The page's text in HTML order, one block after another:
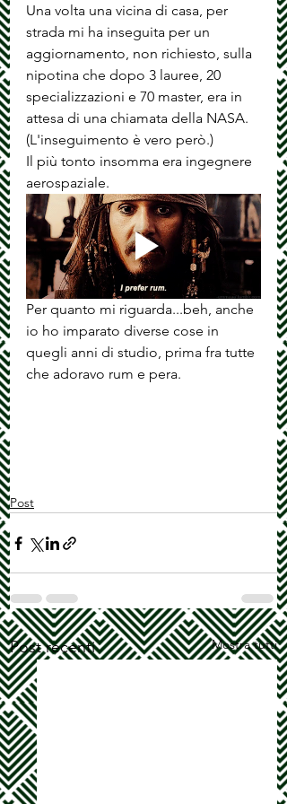
Una volta una vicina di casa, per
strada mi ha inseguita per un
aggiornamento, non richiesto, sulla
nipotina che dopo 3 lauree, 20
specializzazioni e 70 master, era in
attesa di una chiamata della NASA.
(L'inseguimento è vero però.)
Il più tonto insomma era ingegnere
aerospaziale.
Per quanto mi riguarda...beh, anche
io ho imparato diverse cose in
quegli anni di studio, prima fra tutte
che adoravo rum e pera.
Post
Post recenti Mostra tutti